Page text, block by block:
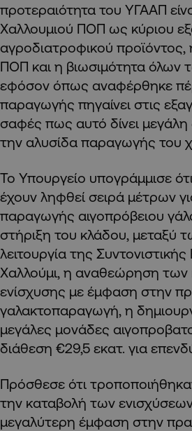
προτεραιότητα του ΥΓΑΑΠ
Χαλλουμιού ΠΟΠ ως κύριου
αγροδιατροφικού προϊόντος,
ΠΟΠ και η βιωσιμότητα όλων
εφόσον όπως αναφέρθηκε
παραγωγής πηγαίνει στις
σαφές πως αυτό δίνει μεγάλη
την αλυσίδα παραγωγής του
Το Υπουργείο υπογράμμισε
έχουν ληφθεί σειρά μέτρων
παραγωγής αιγοπρόβειου
στήριξη του κλάδου, μεταξύ
λειτουργία της
Χαλλούμι, η αναθεώρηση των
ενίσχυσης με έμφαση στην
γαλακτοπαραγωγή, η
μεγάλες μονάδες
διάθεση €29,5 εκατ. για
Πρόσθεσε ότι
την καταβολή των
μεγαλύτερη έμφαση στην